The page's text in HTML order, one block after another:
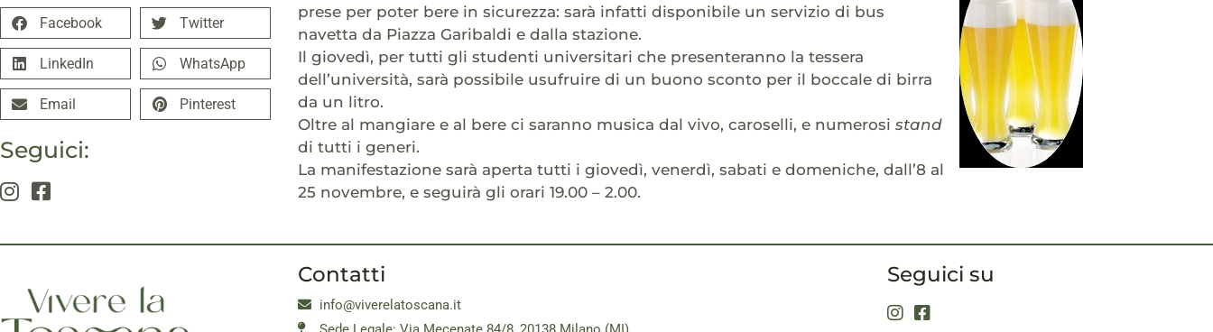
Facebook Twitter
LinkedIn WhatsApp
Email Pinterest
Seguici:
prese per poter bere in sicurezza: sarà infatti disponibile un servizio di bus
navetta da Piazza Garibaldi e dalla stazione.
Il giovedì, per tutti gli studenti universitari che presenteranno la tessera
dell’università, sarà possibile usufruire di un buono sconto per il boccale di birra
da un litro.
Oltre al mangiare e al bere ci saranno musica dal vivo, caroselli, e numerosi stand
di tutti i generi.
La manifestazione sarà aperta tutti i giovedì, venerdì, sabati e domeniche, dall’8 al
25 novembre, e seguirà gli orari 19.00 – 2.00.
Contatti
info@viverelatoscana.it
Seguici su